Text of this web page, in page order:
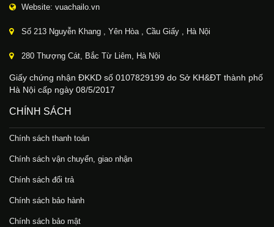
Website: vuachailo.vn
Số 213 Nguyễn Khang , Yên Hòa , Cầu Giấy , Hà Nội
280 Thượng Cát, Bắc Từ Liêm, Hà Nội
Giấy chứng nhận ĐKKD số 0107829199 do Sở KH&ĐT thành phố
Hà Nội cấp ngày 08/5/2017
CHÍNH SÁCH
Chính sách thanh toán
Chính sách vận chuyển, giao nhận
Chính sách đổi trả
Chính sách bảo hành
Chính sách bảo mật